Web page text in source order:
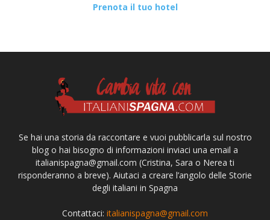
Prenota il tuo hotel
Se hai una storia da raccontare e vuoi pubblicarla sul nostro
blog o hai bisogno di informazioni inviaci una email a
italianispagna@gmail.com (Cristina, Sara o Nerea ti
risponderanno a breve). Aiutaci a creare l’angolo delle Storie
degli italiani in Spagna
Contattaci: italianispagna@gmail.com